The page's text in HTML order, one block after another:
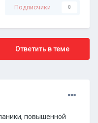
Подписчики 0
Ответить в теме
повышенной